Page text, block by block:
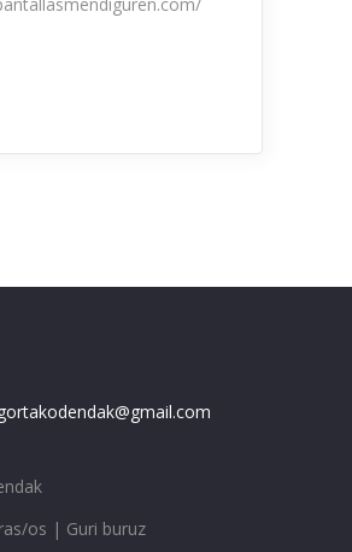
os | Guri buruz